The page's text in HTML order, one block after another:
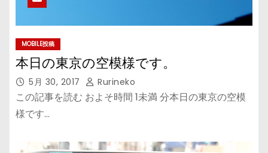
MOBILE投稿
本日の東京の空模様です。
5月 30, 2017 Rurineko
この記事を読む およそ時間 1未満 分本日の東京の空模
様です…